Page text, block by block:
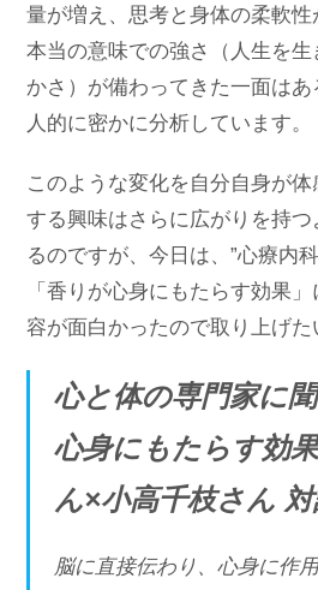
量が増え、思考と身体の柔軟性
本当の意味での強さ（人生を
かさ）が備わってきた一面は
人的に密かに分析しています。
このような変化を自分自身が
する興味はさらに広がりを持
るのですが、今日は、”心療内
「香りが心身にもたらす効果
容が面白かったので取り上げた
心と体の専門家に
心身にもたらす効
ん×小高千枝さん 対
脳に直接伝わり、心身に作